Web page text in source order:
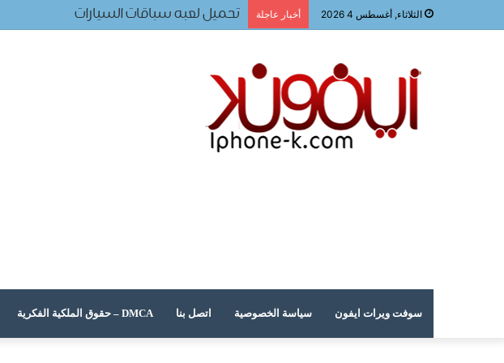
الثلاثاء, أغسطس 4 2026 أخبار عاجلة تحميل لعبه سباقات السيارات
سوفت ويرات ايفون سياسة الخصوصية اتصل بنا DMCA – حقوق الملكية الفكرية